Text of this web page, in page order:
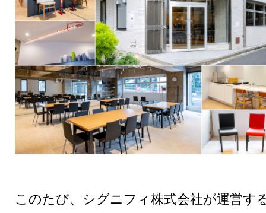
このたび、シグニフィ株式会社が運営す